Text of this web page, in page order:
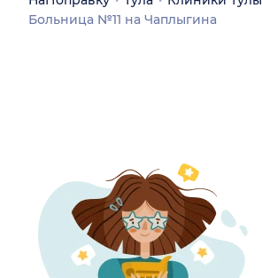
Больница №11 на Чаплыгина